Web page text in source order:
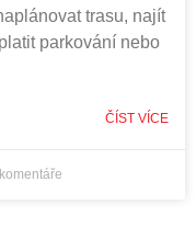
trasu, najít
parkování nebo
ČÍST VÍCE